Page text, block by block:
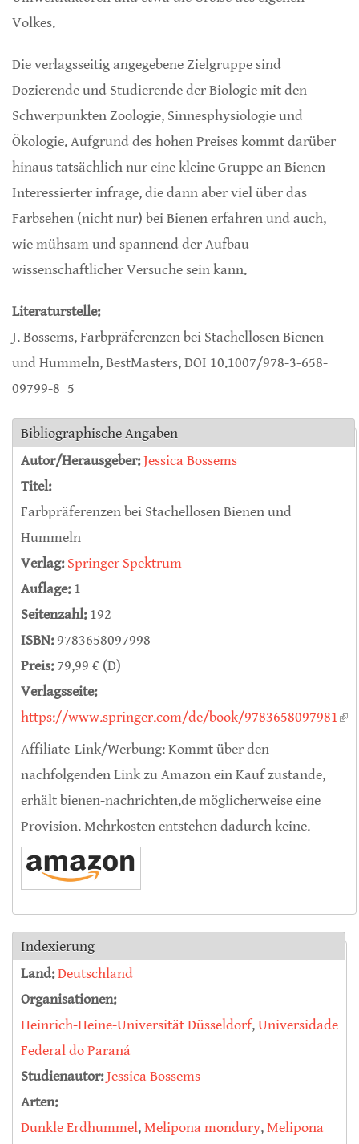
Volkes.
Die verlagsseitig angegebene Zielgruppe sind
Dozierende und Studierende der Biologie mit den
Schwerpunkten Zoologie, Sinnesphysiologie und
Ökologie. Aufgrund des hohen Preises kommt darüber
hinaus tatsächlich nur eine kleine Gruppe an Bienen
Interessierter infrage, die dann aber viel über das
Farbsehen (nicht nur) bei Bienen erfahren und auch,
wie mühsam und spannend der Aufbau
wissenschaftlicher Versuche sein kann.
Literaturstelle:
J. Bossems, Farbpräferenzen bei Stachellosen Bienen
und Hummeln, BestMasters, DOI 10.1007/978-3-658-
09799-8_5
Bibliographische Angaben
Autor/Herausgeber:Jessica Bossems
Titel:
Farbpräferenzen bei Stachellosen Bienen und
Hummeln
Verlag:Springer Spektrum
Auflage:1
Seitenzahl:192
ISBN:9783658097998
Preis:79,99 € (D)
Verlagsseite:
https://www.springer.com/de/book/9783658097981
Affiliate-Link/Werbung: Kommt über den
nachfolgenden Link zu Amazon ein Kauf zustande,
erhält bienen-nachrichten.de möglicherweise eine
Provision. Mehrkosten entstehen dadurch keine.
Indexierung
Land:Deutschland
Organisationen:
Heinrich-Heine-Universität Düsseldorf,Universidade
Federal do Paraná
Studienautor:Jessica Bossems
Arten:
Dunkle Erdhummel,Melipona mondury,Melipona